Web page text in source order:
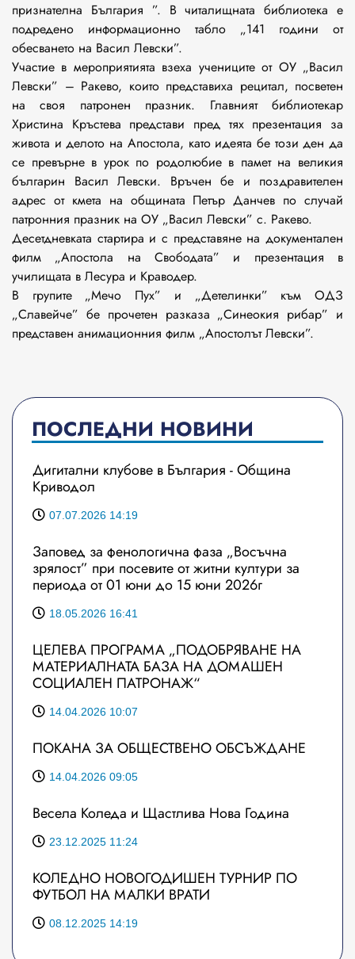
признателна България ”. В читалищната библиотека е
подредено информационно табло „141 години от
обесването на Васил Левски”.
Участие в мероприятията взеха учениците от ОУ „Васил
Левски” – Ракево, които представиха рецитал, посветен
на своя патронен празник. Главният библиотекар
Христина Кръстева представи пред тях презентация за
живота и делото на Апостола, като идеята бе този ден да
се превърне в урок по родолюбие в памет на великия
българин Васил Левски. Връчен бе и поздравителен
адрес от кмета на общината Петър Данчев по случай
патронния празник на ОУ „Васил Левски” с. Ракево.
Десетдневката стартира и с представяне на документален
филм „Апостола на Свободата” и презентация в
училищата в Лесура и Краводер.
В групите „Мечо Пух” и „Детелинки” към ОДЗ
„Славейче” бе прочетен разказа „Синеокия рибар” и
представен анимационния филм „Апостолът Левски”.
ПОСЛЕДНИ НОВИНИ
Дигитални клубове в България - Община
Криводол
07.07.2026 14:19
Заповед за фенологична фаза „Восъчна
зрялост” при посевите от житни култури за
периода от 01 юни до 15 юни 2026г
18.05.2026 16:41
ЦЕЛЕВА ПРОГРАМА „ПОДОБРЯВАНЕ НА
МАТЕРИАЛНАТА БАЗА НА ДОМАШЕН
СОЦИАЛЕН ПАТРОНАЖ“
14.04.2026 10:07
ПОКАНА ЗА ОБЩЕСТВЕНО ОБСЪЖДАНЕ
14.04.2026 09:05
Весела Коледа и Щастлива Нова Година
23.12.2025 11:24
КОЛЕДНО НОВОГОДИШЕН ТУРНИР ПО
ФУТБОЛ НА МАЛКИ ВРАТИ
08.12.2025 14:19